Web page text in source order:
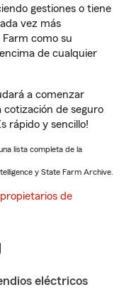
gestiones o tiene
vez más
como su
de cualquier
a comenzar
de seguro
rápido y sencillo!
lista completa de la
y State Farm Archive.
de
eléctricos